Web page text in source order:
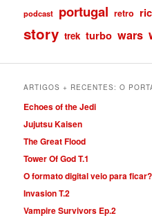
podcast portugal retro
story trek turbo wars
ARTIGOS + RECENTES: O
Echoes of the Jedi
Jujutsu Kaisen
The Great Flood
Tower Of God T.1
O formato digital veio para ficar?
Invasion T.2
Vampire Survivors Ep.2